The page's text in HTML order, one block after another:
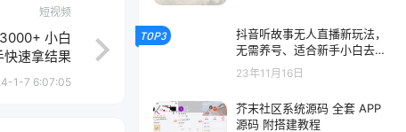
短视频
小白
快速拿结果
1-7 6:07:05
TOP3
抖音听故事无人直播新玩法，
无需养号、适合新手小白去操
23年11月16日
芥末社区系统源码 全套 APP
源码 附搭建教程